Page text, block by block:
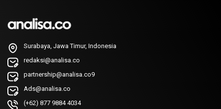
Surabaya, Jawa Timur, Indonesia
redaksi@analisa.co
partnership@analisa.co9
Ads@analisa.co
(+62) 877 9884 4034